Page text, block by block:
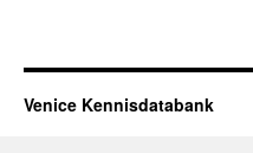
Venice Kennisdatabank